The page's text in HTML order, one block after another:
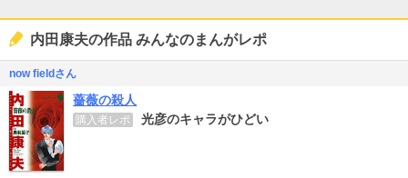
内田康夫の作品 みんなのまんがレポ
now fieldさん
薔薇の殺人
購入者レポ 光彦のキャラがひどい